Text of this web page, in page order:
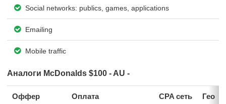
Social networks: publics, games, applications
Emailing
Mobile traffic
Аналоги McDonalds $100 - AU -
Оффер Оплата CPA сеть Гео